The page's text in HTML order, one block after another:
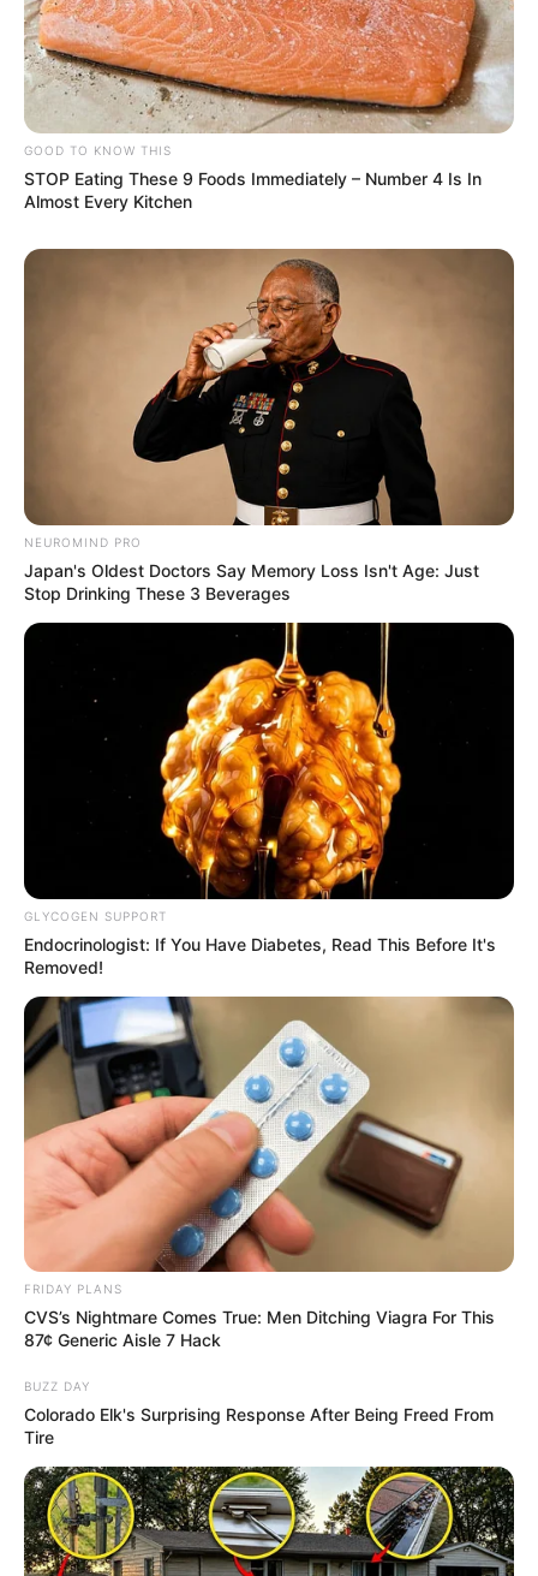
GOOD TO KNOW THIS
STOP Eating These 9 Foods Immediately – Number 4 Is In
Almost Every Kitchen
NEUROMIND PRO
Japan's Oldest Doctors Say Memory Loss Isn't Age: Just
Stop Drinking These 3 Beverages
GLYCOGEN SUPPORT
Endocrinologist: If You Have Diabetes, Read This Before It's
Removed!
FRIDAY PLANS
CVS’s Nightmare Comes True: Men Ditching Viagra For This
87¢ Generic Aisle 7 Hack
BUZZ DAY
Colorado Elk's Surprising Response After Being Freed From
Tire